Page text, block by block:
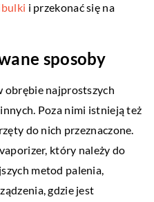
i przekonać się na
sposoby
obrębie najprostszych
Poza nimi istnieją też
do nich przeznaczone.
który należy do
metod palenia,
gdzie jest